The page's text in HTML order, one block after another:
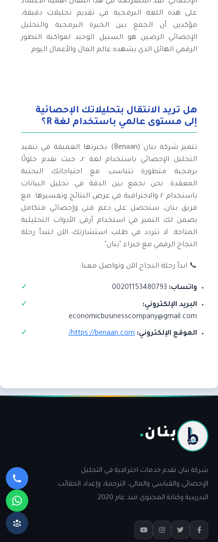
الإحصائي. لقد استعرضنا في هذا المقال أهمية الاعتماد
على هذه اللغة البرمجية في تقديم تحليلات دقيقة،
مؤكدين أن الجمع بين الخبرة البرمجية والتحليل
الإحصائي الرصين هو السبيل الوحيد لمواكبة التطور
الرقمي الهائل الذي يشهده عالم المال والأعمال اليوم.
هل تريد الانتقال بتحليلاتك الإحصائية
إلى مستوى عالمي باستخدام لغة R؟
تتميز شركة بنان (Benaan) بخبرتها العميقة في تنفيذ
التحليل الإحصائي باستخدام لغة r، حيث نقدم حلولًا
برمجية متطورة تتناسب مع احتياجاتك البحثية
المعقدة. نحن نجمع بين الدقة في تحليل البيانات
باستخدام r والاحترافية في عرض النتائج وتفسيرها. مع
فريق بنان، ستحصل على دعم فني وإحصائي متكامل
يضمن لك التميز في استخدام أرقى الأدوات التحليلية
المتاحة. لا تتردد في طلب استشارتك الآن لتبدأ رحلة
النجاح الرقمي مع خبراء "بنان".
📞 ابدأ رحلة النجاح الآن وتواصل معنا:
واتساب:
البريد الإلكتروني:
economicbusinesscompany@gmail.com
الموقع الإلكتروني: https://benaan.com/
بنان.
شركة بنان تقدم خدمات احترافية في التحليل
الإحصائي والقياسي والمالي، الترجمة، وإعداد الحقائب
التدريبية وكتابة المحتوى منذ عام 2020.